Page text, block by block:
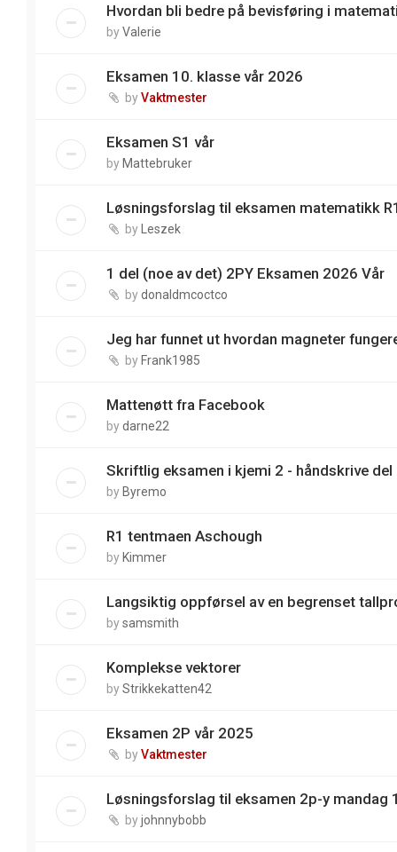
Hvordan bli bedre på bevisføring i
byValerie
Eksamen 10. klasse vår 2026
byVaktmester
Eksamen S1 vår
by Mattebruker
Løsningsforslag til eksamen matematikk
by Leszek
1 del (noe av det) 2PY Eksamen 2026 Vår
bydonaldmcoctco
Jeg har funnet ut hvordan magneter
by Frank1985
Mattenøtt fra Facebook
bydarne22
Skriftlig eksamen i kjemi 2 - håndskrive del
by Byremo
R1 tentmaen Aschough
by Kimmer
Langsiktig oppførsel av en begrenset
bysamsmith
Komplekse vektorer
byStrikkekatten42
Eksamen 2P vår 2025
byVaktmester
Løsningsforslag til eksamen 2p-y mandag
byjohnnybobb